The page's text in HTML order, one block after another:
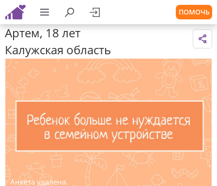
ПОМОЧЬ
Артем, 18 лет
Калужская область
Анкета удалена.